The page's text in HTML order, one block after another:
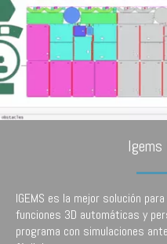
Igems
IGEMS es la mejor solución
funciones 3D automáticas y
programa con simulaciones